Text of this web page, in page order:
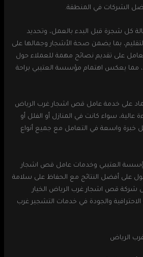
الشركات في المنطقة.
كل شجرة قبل البدء بالعمل، وتحديد
بما يضمن صحة الأشجار وجمالها على
على تقديم نصائح مهمة للعملاء حول
مما يعكس اهتمام مؤسسة العتيبي براحة
على خدمة عامل قص اشجار غرب الرياض
عالية، سواء كانت في المنازل أو الفلل أو
خبرة واسعة في التعامل مع جميع أنواع
مؤسسة العتيبي وخدمات عامل قص اشجار
على أفضل النتائج مع الحفاظ على سلامة
شركة قص اشجار غرب الرياض الخيار
والجودة في خدمات التشجير غرب
الرياض